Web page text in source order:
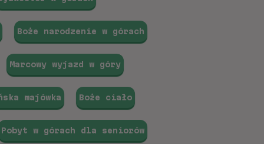
Boże narodzenie w górach
Marcowy wyjazd w góry
majówka Boże ciało
Pobyt w górach dla seniorów